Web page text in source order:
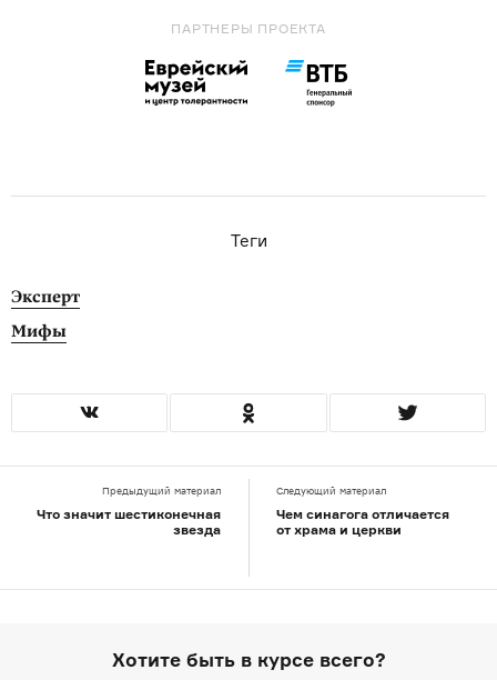
ПАРТНЕРЫ ПРОЕКТА
Теги
Эксперт
Мифы
Предыдущий материал
Что значит шестиконечная
звезда
Следующий материал
Чем синагога отличается
от храма и церкви
Хотите быть в курсе всего?